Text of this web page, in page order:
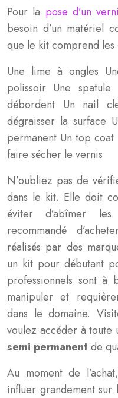
Pour la pose d’un
besoin d’un matériel
que le kit comprend les
Une lime à ongles
polissoir Une
débordent Un nail
dégraisser la surface
permanent Un top
faire sécher le vernis
N’oubliez pas de
dans le kit. Elle doit
éviter d’abîmer
recommandé
réalisés par des
un kit pour débutant
professionnels sont
manipuler et
dans le domaine.
voulez accéder à toute
semi permanent de
Au moment de
influer grandement